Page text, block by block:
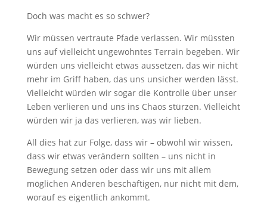
Doch was macht es so schwer?
Wir müssen vertraute Pfade verlassen. Wir müssten
uns auf vielleicht ungewohntes Terrain begeben. Wir
würden uns vielleicht etwas aussetzen, das wir nicht
mehr im Griff haben, das uns unsicher werden lässt.
Vielleicht würden wir sogar die Kontrolle über unser
Leben verlieren und uns ins Chaos stürzen. Vielleicht
würden wir ja das verlieren, was wir lieben.
All dies hat zur Folge, dass wir – obwohl wir wissen,
dass wir etwas verändern sollten – uns nicht in
Bewegung setzen oder dass wir uns mit allem
möglichen Anderen beschäftigen, nur nicht mit dem,
worauf es eigentlich ankommt.